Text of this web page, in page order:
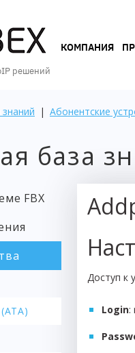
решений
КОМПАНИЯ
| Абонентские
база
FBX
Доступ к
Login: